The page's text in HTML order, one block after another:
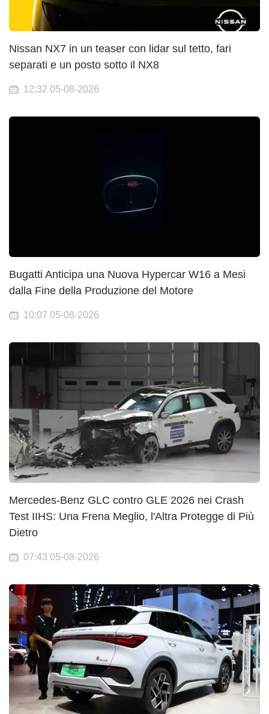
Nissan NX7 in un teaser con lidar sul tetto, fari
separati e un posto sotto il NX8
12:32 05-08-2026
Bugatti Anticipa una Nuova Hypercar W16 a Mesi
dalla Fine della Produzione del Motore
10:07 05-08-2026
Mercedes-Benz GLC contro GLE 2026 nei Crash
Test IIHS: Una Frena Meglio, l'Altra Protegge di Più
Dietro
07:43 05-08-2026